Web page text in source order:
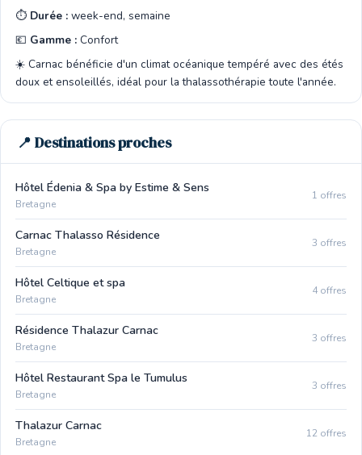
⏱️ Durée : week-end, semaine
💶 Gamme : Confort
☀️ Carnac bénéficie d'un climat océanique tempéré avec des étés
doux et ensoleillés, idéal pour la thalassothérapie toute l'année.
📍 Destinations proches
Hôtel Édenia & Spa by Estime & Sens
Bretagne
1 offres
Carnac Thalasso Résidence
Bretagne
3 offres
Hôtel Celtique et spa
Bretagne
4 offres
Résidence Thalazur Carnac
Bretagne
3 offres
Hôtel Restaurant Spa le Tumulus
Bretagne
3 offres
Thalazur Carnac
Bretagne
12 offres